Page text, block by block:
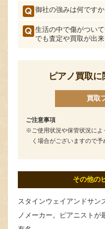
御社の強みは何ですか
生活の中で傷がつい
でも査定や買取が出
ピアノ買取
買取
ご注意事項
ご使用状況や保管状況に
く場合がございますので予
その他の
スタインウェイアンドサ
ノメーカー。ピアニストが